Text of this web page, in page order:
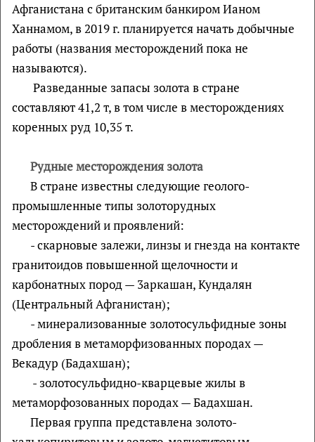
Афганистана с британским банкиром Ианом
Ханнамом, в 2019 г. планируется начать добычные
работы (названия месторождений пока не
называются).
Разведанные запасы золота в стране
составляют 41,2 т, в том числе в месторождениях
коренных руд 10,35 т.
Рудные месторождения золота
В стране известны следующие геолого-
промышленные типы золоторудных
месторождений и проявлений:
- скарновые залежи, линзы и гнезда на контакте
гранитоидов повышенной щелочности и
карбонатных пород — 3аркашан, Кундалян
(Центральный Афганистан);
- минерализованные золотосульфидные зоны
дробления в метаморфизованных породах —
Векадур (Бадахшан);
- золотосульфидно-кварцевые жилы в
метаморфозованных породах — Бадахшан.
Первая группа представлена золото-